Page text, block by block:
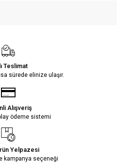
Teslimat
sürede elinize ulaşır.
Alışveriş
ödeme sistemi
Yelpazesi
kampanya seçeneği